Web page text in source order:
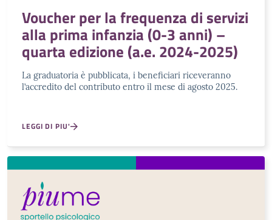
Voucher per la frequenza di servizi
alla prima infanzia (0-3 anni) –
quarta edizione (a.e. 2024-2025)
La graduatoria è pubblicata, i beneficiari riceveranno
l’accredito del contributo entro il mese di agosto 2025.
LEGGI DI PIU'